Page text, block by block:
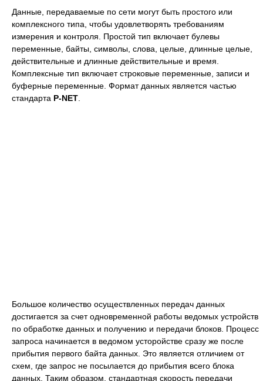
Данные, передаваемые по сети могут быть простого или
комплексного типа, чтобы удовлетворять требованиям
измерения и контроля. Простой тип включает булевы
переменные, байты, символы, слова, целые, длинные целые,
действительные и длинные действительные и время.
Комплексные тип включает строковые переменные, записи и
буферные переменные. Формат данных является частью
стандарта P-NET
Большое количество осуществленных передач данных
достигается за счет одновременной работы ведомых устройств
по обработке данных и получению и передачи блоков. Процесс
запроса начинается в ведомом усторойстве сразу же после
прибытия первого байта данных. Это является отличием от
схем, где запрос не посылается до прибытия всего блока
данных. Таким образом, стандартная скорость передачи